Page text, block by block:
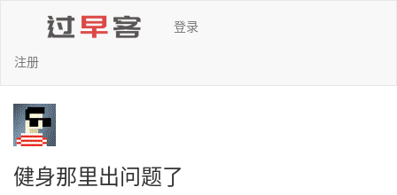
登录
注册
健身那里出问题了